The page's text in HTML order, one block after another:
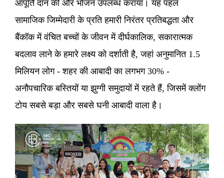
आपूर्ति दान की और भोजन उपलब्ध कराया। यह पहल
सामाजिक जिम्मेदारी के प्रति हमारी निरंतर प्रतिबद्धता और
बैंकॉक में वंचित बच्चों के जीवन में दीर्घकालिक, सकारात्मक
बदलाव लाने के हमारे लक्ष्य को दर्शाती है, जहां अनुमानित 1.5
मिलियन लोग - शहर की आबादी का लगभग 30% -
अनौपचारिक बस्तियों या झुग्गी समुदायों में रहते हैं, जिसमें क्लोंग
टोय सबसे बड़ा और सबसे घनी आबादी वाला है।